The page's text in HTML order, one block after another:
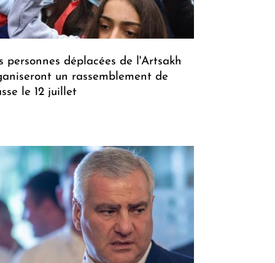
personnes déplacées de l'Artsakh
un rassemblement de
le 12 juillet